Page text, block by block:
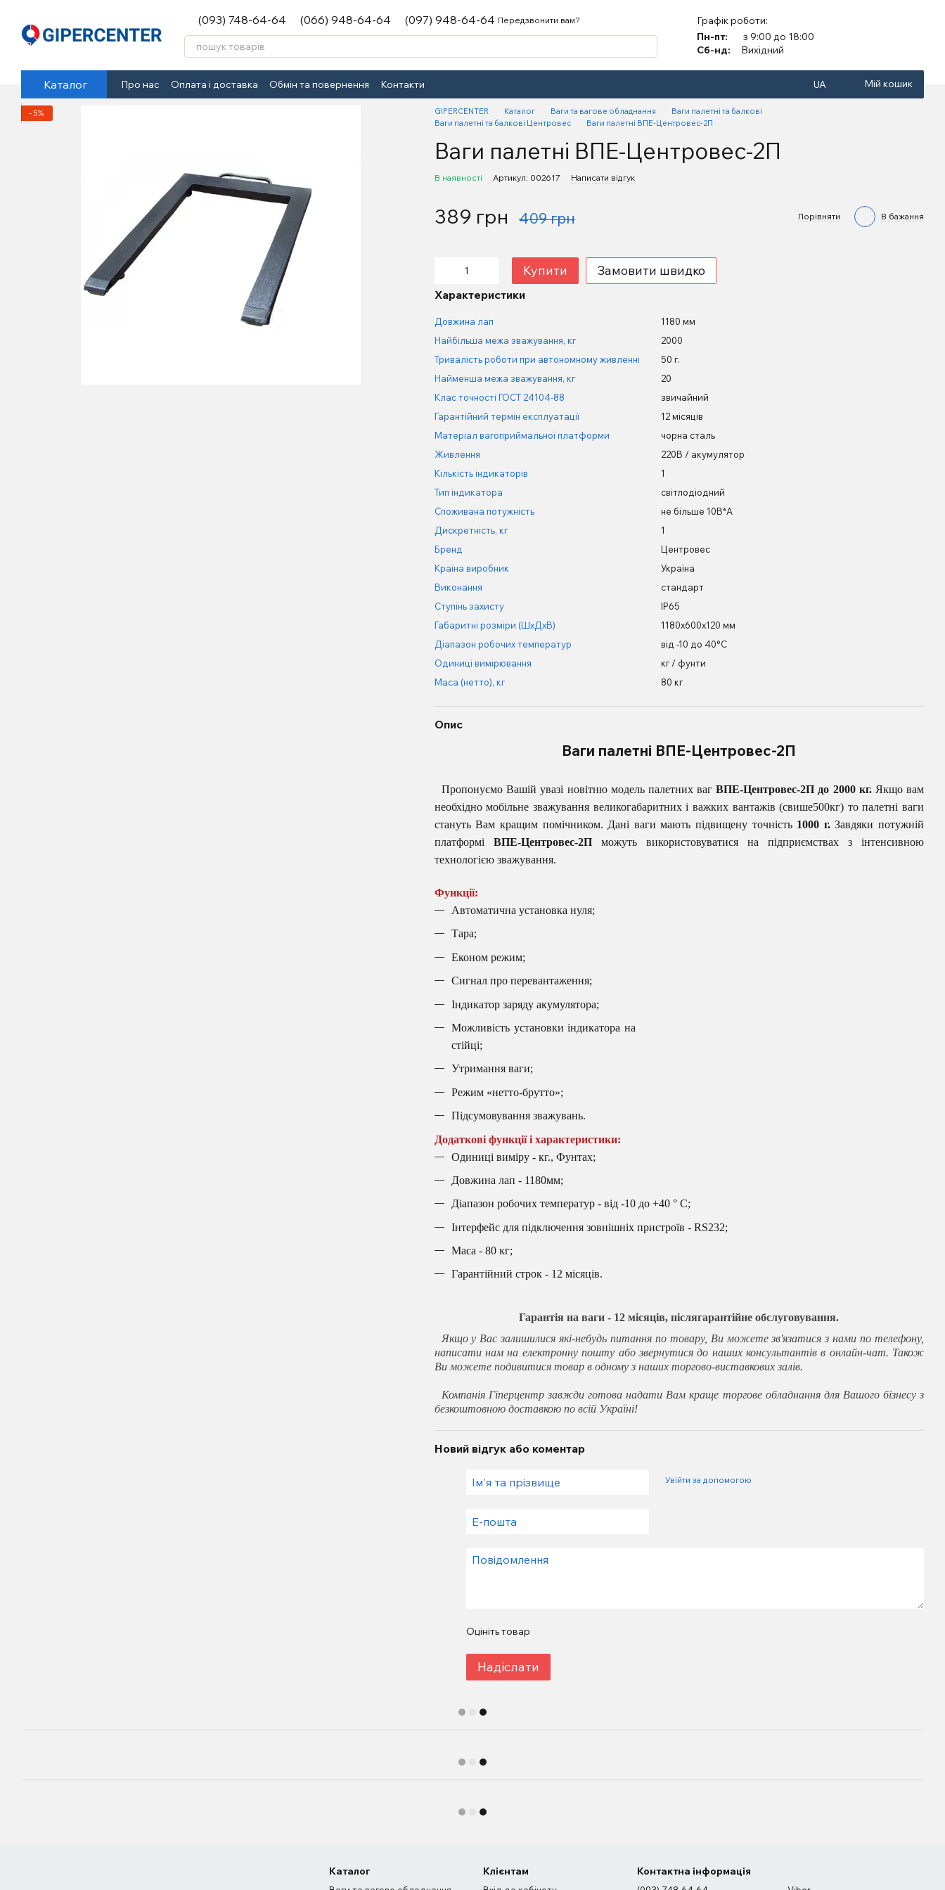
(093) 748-64-64 (066) 948-64-64 (097) 948-64-64 Передзвонити вам?
Графік роботи:
Пн-пт:
з 9:00 до 18:00
Сб-нд:
Вихідний
Каталог Про нас Оплата і доставка Обмін та повернення Контакти UA Мій кошик
−5% GIPERCENTER Каталог Ваги та вагове обладнання
Ваги палетні та балкові
Ваги палетні та балкові Центровес
Ваги палетні ВПЕ-Центровес-2П
Ваги палетні ВПЕ-Центровес-2П
В наявності Артикул: 002617 Написати відгук
389 грн 409 грн Порівняти В бажання
Купити Замовити швидко
Характеристики
Довжина лап
1180 мм
Найбільша межа зважування, кг
2000
Тривалість роботи при автономному живленні
50 г.
Найменша межа зважування, кг
20
Клас точності ГОСТ 24104-88
звичайний
Гарантійний термін експлуатації
12 місяців
Матеріал вагоприймальної платформи
чорна сталь
Живлення
220В / акумулятор
Кількість індикаторів
1
Тип індикатора
світлодіодний
Споживана потужність
не більше 10В*А
Дискретність, кг
1
Бренд
Центровес
Країна виробник
Україна
Виконання
стандарт
Ступінь захисту
IP65
Габаритні розміри (ШхДхВ)
1180х600х120 мм
Діапазон робочих температур
від -10 до 40°С
Одиниці вимірювання
кг / фунти
Маса (нетто), кг
80 кг
Опис
Ваги палетні ВПЕ-Центровес-2П
Пропонуємо Вашій увазі новітню модель палетних вагВПЕ-Центровес-2П до 2000 кг.Якщо вам
необхідно мобільне зважування великогабаритних і важких вантажів (свише500кг) то палетні ваги
стануть Вам кращим помічником. Дані ваги мають підвищену точність 1000 г.Завдяки потужній
платформі ВПЕ-Центровес-2Пможуть використовуватися на підприємствах з інтенсивною
технологією зважування.
Функції:
Автоматична установка нуля;
Тара;
Економ режим;
Сигнал про перевантаження;
Індикатор заряду акумулятора;
Можливість установки індикатора на
стійці;
Утримання ваги;
Режим «нетто-брутто»;
Підсумовування зважувань.
Додаткові функції і характеристики:
Одиниці виміру - кг., Фунтах;
Довжина лап - 1180мм;
Діапазон робочих температур - від -10 до +40 ° C;
Інтерфейс для підключення зовнішніх пристроїв - RS232;
Маса - 80 кг;
Гарантійний строк - 12 місяців.
Гарантія на ваги - 12 місяців, післягарантійне обслуговування.
Якщо у Вас залишилися які-небудь питання по товару, Ви можете зв'язатися з нами по телефону,
написати нам на електронну пошту або звернутися до наших консультантів в онлайн-чат. Також
Ви можете подивитися товар в одному з наших торгово-виставкових залів.
Компанія Гіперцентр завжди готова надати Вам краще торгове обладнання для Вашого бізнесу з
безкоштовною доставкою по всій Україні!
Новий відгук або коментар
Увійти за допомогою
Оцініть товар
Надіслати
Каталог Клієнтам Контактна інформація